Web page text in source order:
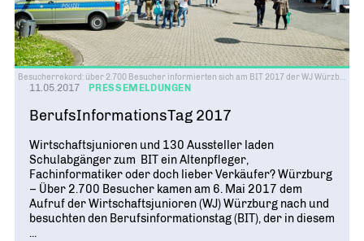
11.05.2017 PRESSEMELDUNGEN
BerufsInformationsTag 2017
Wirtschaftsjunioren und 130 Aussteller laden
Schulabgänger zum BIT ein Altenpfleger,
Fachinformatiker oder doch lieber Verkäufer? Würzburg
– Über 2.700 Besucher kamen am 6. Mai 2017 dem
Aufruf der Wirtschaftsjunioren (WJ) Würzburg nach und
besuchten den Berufsinformationstag (BIT), der in diesem
...